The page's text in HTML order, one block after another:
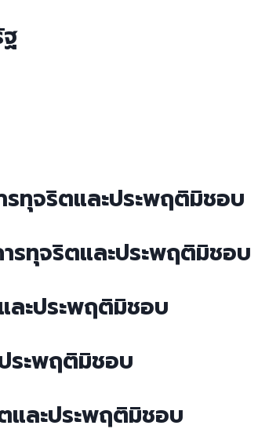
ทุจริตและประพฤติมิชอบ
รทุจริตและประพฤติมิชอบ
ละประพฤติมิชอบ
ระพฤติมิชอบ
และประพฤติมิชอบ